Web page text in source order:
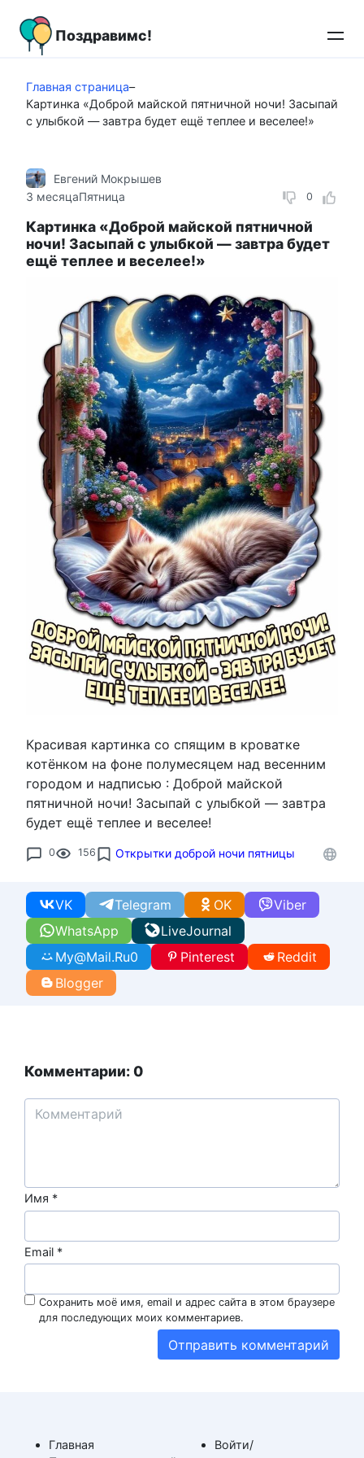
контенту
Поздравимс!
Главная страница–
Картинка «Доброй майской пятничной ночи! Засыпай
с улыбкой — завтра будет ещё теплее и веселее!»
0
Евгений Мокрышев
3 месяцаПятница
Картинка «Доброй майской пятничной
ночи! Засыпай с улыбкой — завтра будет
ещё теплее и веселее!»
Красивая картинка со спящим в кроватке
котёнком на фоне полумесяцем над весенним
городом и надписью : Доброй майской
пятничной ночи! Засыпай с улыбкой — завтра
будет ещё теплее и веселее!
0 156 Открытки доброй ночи пятницы
WhatsApp
VK Telegram Viber
OK
LiveJournal
My@Mail.Ru0 Pinterest
Reddit
Blogger
Комментарии: 0
Имя *
Email *
Сохранить моё имя, email и адрес сайта в этом браузере
для последующих моих комментариев.
Главная
Войти/